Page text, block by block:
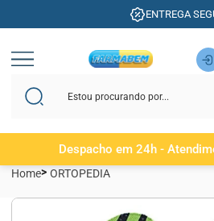
ENTREGA
Despacho em 24h -
Home ORTOPEDIA